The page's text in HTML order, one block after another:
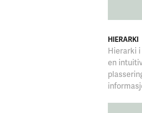
HIERARKI
Hierarki
en